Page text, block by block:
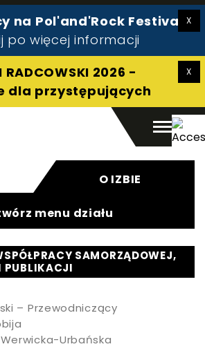
na Pol'and'Rock Festival!
po więcej informacji
RADCOWSKI 2026 -
dla przystępujących
O IZBIE
menu działu
SAMORZĄDOWEJ,
PUBLIKACJI
– Prze­wod­ni­czą­cy
Ur­bań­ska
prawny
prawna
O izbie
Aplikant
Kontakt
Szukaj